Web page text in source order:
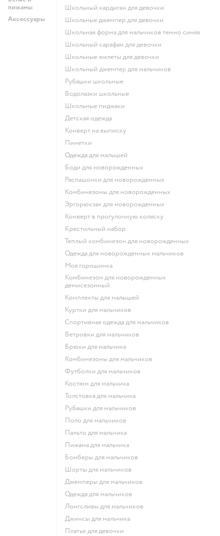
пижамы
Аксессуары
Школьный кардиган для девочки
Школьные джемпер для девочки
Школьная форма для мальчиков темно синяя
Школьный сарафан для девочки
Школьные жилеты для девочки
Школьный джемпер для мальчиков
Рубашки школьные
Водолазки школьные
Школьные пиджаки
Детская одежда
Конверт на выписку
Пинетки
Одежда для малышей
Боди для новорожденных
Распашонки для новорожденных
Комбинезоны для новорожденных
Эргорюкзак для новорожденных
Конверт в прогулочную коляску
Крестильный набор
Теплый комбинезон для новорожденных
Одежда для новорожденных мальчиков
Моя горошинка
Комбинезон для новорожденных
демисезонный
Комплекты для малышей
Куртки для мальчиков
Спортивная одежда для мальчиков
Ветровки для мальчиков
Брюки для мальчика
Комбинезоны для мальчиков
Футболки для мальчиков
Костюм для мальчика
Толстовка для мальчика
Рубашки для мальчиков
Поло для мальчиков
Пальто для мальчика
Пижама для мальчика
Бомберы для мальчиков
Шорты для мальчиков
Джемперы для мальчиков
Одежда для мальчиков
Лонгсливы для мальчиков
Джинсы для мальчика
Платье для девочки